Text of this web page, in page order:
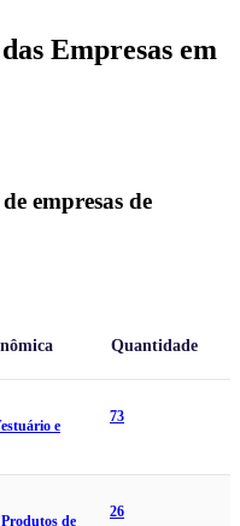
Empresas em
empresas de
Quantidade
e
73
de
26